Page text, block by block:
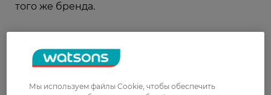
того же бренда.
невероятно красивыми уже после нескольких
применений. Позаботьтесь о здоровье своих
волосков, купив для них специальные
Мы используем файлы Cookie, чтобы обеспечить